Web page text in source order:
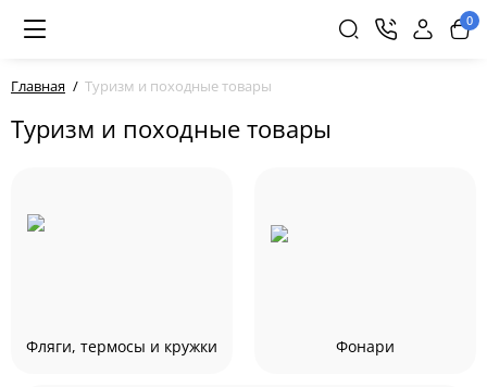
0
Главная Туризм и походные товары
Туризм и походные товары
Фляги, термосы и кружки Фонари